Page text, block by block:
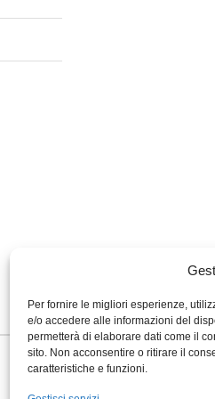
Per fornire le migliori esperienze,
e/o accedere alle informazioni del
permetterà di elaborare dati come il
sito. Non acconsentire o ritirare il
caratteristiche e funzioni.MIGROS TICINO